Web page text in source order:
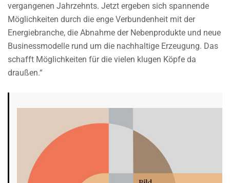
vergangenen Jahrzehnts. Jetzt ergeben sich spannende
Möglichkeiten durch die enge Verbundenheit mit der
Energiebranche, die Abnahme der Nebenprodukte und neue
Businessmodelle rund um die nachhaltige Erzeugung. Das
schafft Möglichkeiten für die vielen klugen Köpfe da
draußen.“